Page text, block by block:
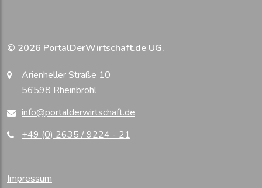
© 2026 PortalDerWirtschaft.de UG.
Arienheller Straße 10
56598 Rheinbrohl
info@portalderwirtschaft.de
+49 (0) 2635 / 9224 - 21
Impressum